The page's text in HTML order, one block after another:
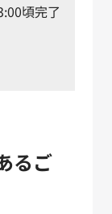
頃完了
るご